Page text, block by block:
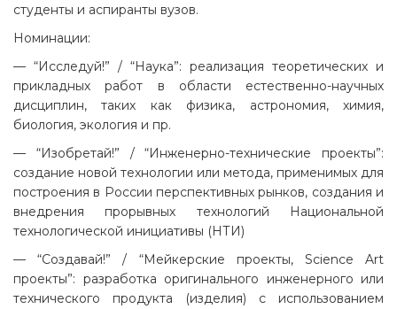
студенты и аспиранты вузов.
Номинации:
— “Исследуй!” / “Наука”: реализация теоретических и
прикладных работ в области естественно-научных
дисциплин, таких как физика, астрономия, химия,
биология, экология и пр.
— “Изобретай!” / “Инженерно-технические проекты”:
создание новой технологии или метода, применимых для
построения в России перспективных рынков, создания и
внедрения прорывных технологий Национальной
технологической инициативы (НТИ)
— “Создавай!” / “Мейкерские проекты, Science Art
проекты”: разработка оригинального инженерного или
технического продукта (изделия) с использованием